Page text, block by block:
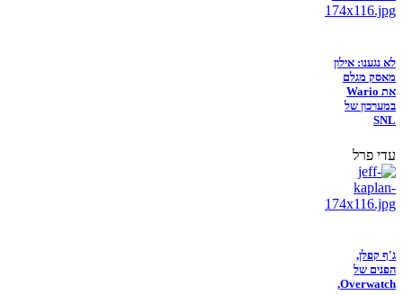
לא נגענו: אילון
מאסק מגלם
את Wario
במערכון של
SNL
עדי פרל
ג'ף קפלן,
הפנים של
Overwatch,